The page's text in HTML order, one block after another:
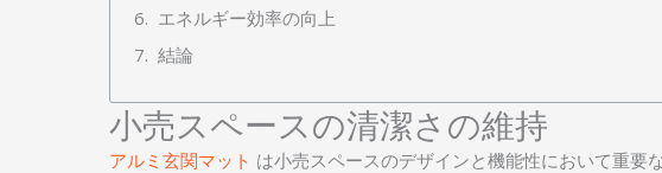
エネルギー効率の向上
結論
小売スペースの清潔さの維持
アルミ玄関マット は小売スペースのデザインと機能性において重要